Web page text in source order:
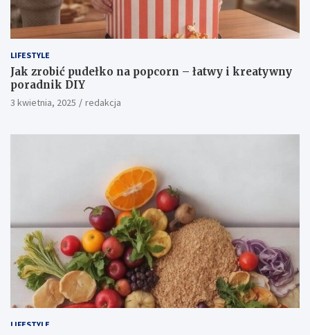
LIFESTYLE
Jak zrobić pudełko na popcorn – łatwy i kreatywny
poradnik DIY
3 kwietnia, 2025 redakcja
LIFESTYLE